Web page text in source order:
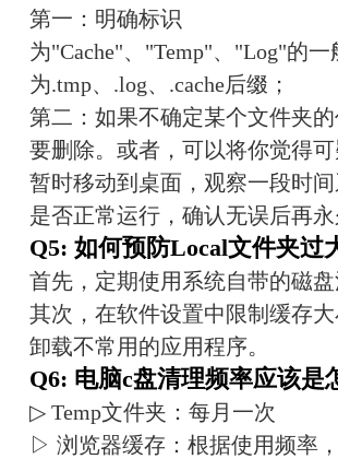
第一：明确标识
为"Cache"、"Temp"、"Log"的一
为.tmp、.log、.cache后缀；
第二：如果不确定某个文件夹
要删除。或者，可以将你觉得
暂时移动到桌面，观察一段时
是否正常运行，确认无误后再永
Q5: 如何预防Local文件夹过
首先，定期使用系统自带的磁盘
其次，在软件设置中限制缓存大
卸载不常用的应用程序。
Q6: 电脑c盘清理频率应该是
▷ Temp文件夹：每月一次
▷ 浏览器缓存：根据使用频率